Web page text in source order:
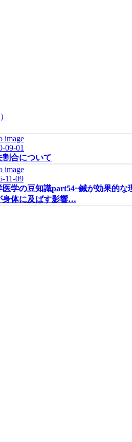
09-01
割合について
11-09
医学の豆知識part54~鍼が効果的な
身体に及ばす影響…